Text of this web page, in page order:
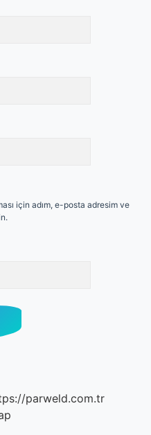
için adım, e-posta adresim ve
parweld.com.tr